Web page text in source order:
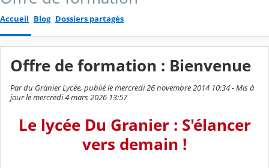
Accueil Blog Dossiers partagés
Offre de formation : Bienvenue
Par du Granier Lycée, publié le mercredi 26 novembre 2014 10:34 - Mis à
jour le mercredi 4 mars 2026 13:57
Le lycée Du Granier : S'élancer
vers demain !